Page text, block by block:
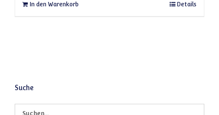
In den Warenkorb Details
Suche